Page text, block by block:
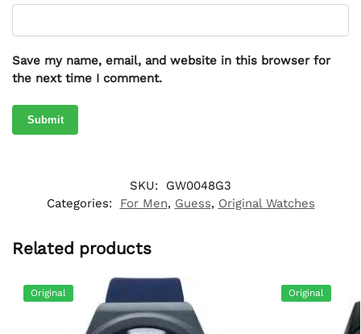
Save my name, email, and website in this browser for
the next time I comment.
SKU:
GW0048G3
Categories:
For Men, Guess, Original Watches
Related products
Original Original